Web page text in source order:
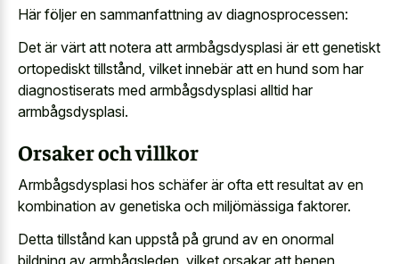
Här följer en sammanfattning av diagnosprocessen:
Det är värt att notera att armbågsdysplasi är ett genetiskt
ortopediskt tillstånd, vilket innebär att en hund som har
diagnostiserats med armbågsdysplasi alltid har
armbågsdysplasi.
Orsaker och villkor
Armbågsdysplasi hos schäfer är ofta ett resultat av en
kombination av genetiska och miljömässiga faktorer.
Detta tillstånd kan uppstå på grund av en onormal
bildning av armbågsleden, vilket orsakar att benen